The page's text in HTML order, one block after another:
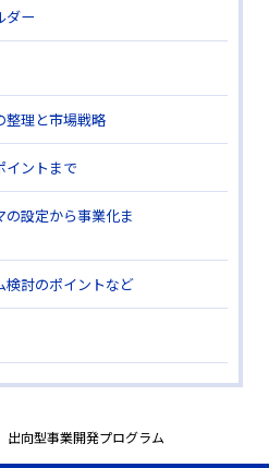
ダー
整理と市場戦略
イントまで
設定から事業化ま
検討のポイントなど
出向型事業開発プログラム